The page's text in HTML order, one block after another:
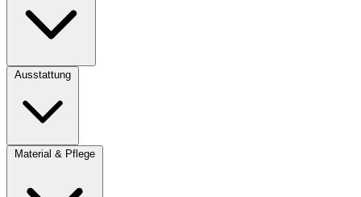
Ausstattung
Material & Pflege